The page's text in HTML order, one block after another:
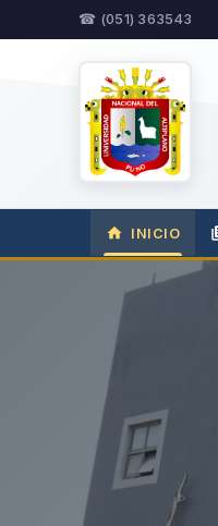
☎ (051) 363543
INICIO